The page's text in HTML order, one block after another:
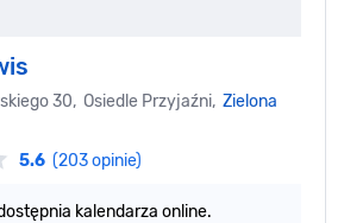
30, Osiedle Przyjaźni, Zielona
5.6 (203 opinie)
kalendarza online.